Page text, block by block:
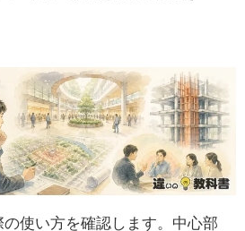
の使い方を確認します。中心部